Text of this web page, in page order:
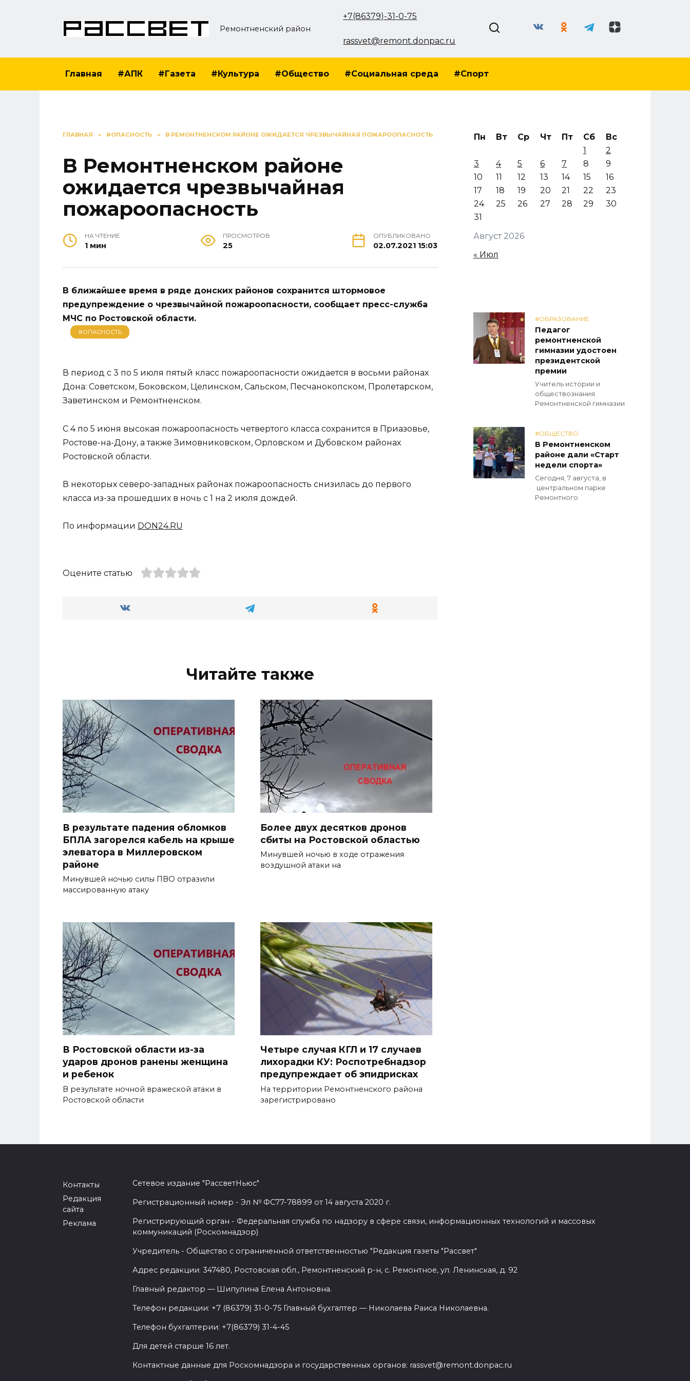
Ремонтненский район
+7(86379)-31-0-75
rassvet@remont.donpac.ru
Главная #АПК #Газета #Культура #Общество #Социальная среда #Спорт
ГЛАВНАЯ » #ОПАСНОСТЬ » В РЕМОНТНЕНСКОМ РАЙОНЕ ОЖИДАЕТСЯ ЧРЕЗВЫЧАЙНАЯ ПОЖАРООПАСНОСТЬ
В Ремонтненском районе
ожидается чрезвычайная
пожароопасность
НА ЧТЕНИЕ
1 мин
ПРОСМОТРОВ
25
ОПУБЛИКОВАНО
02.07.2021 15:03
В ближайшее время в ряде донских районов сохранится штормовое
предупреждение о чрезвычайной пожароопасности, сообщает пресс-служба
МЧС по Ростовской области.
#ОПАСНОСТЬ
В период с 3 по 5 июля пятый класс пожароопасности ожидается в восьми районах
Дона: Советском, Боковском, Целинском, Сальском, Песчанокопском, Пролетарском,
Заветинском и Ремонтненском.
С 4 по 5 июня высокая пожароопасность четвертого класса сохранится в Приазовье,
Ростове-на-Дону, а также Зимовниковском, Орловском и Дубовском районах
Ростовской области.
В некоторых северо-западных районах пожароопасность снизилась до первого
класса из-за прошедших в ночь с 1 на 2 июля дождей.
По информации DON24.RU
Оцените статью
Читайте также
В результате падения обломков
БПЛА загорелся кабель на крыше
элеватора в Миллеровском
районе
Минувшей ночью силы ПВО отразили
массированную атаку
Более двух десятков дронов
сбиты на Ростовской областью
Минувшей ночью в ходе отражения
воздушной атаки на
В Ростовской области из-за
ударов дронов ранены женщина
и ребенок
В результате ночной вражеской атаки в
Ростовской области
Четыре случая КГЛ и 17 случаев
лихорадки КУ: Роспотребнадзор
предупреждает об эпидрисках
На территории Ремонтненского района
зарегистрировано
Август 2026
Пн Вт Ср Чт Пт Сб
Вс
1
2
3
4 5 6 7 8
9
10
11 12 13 14 15
16
17
18 19 20 21 22
23
24
25 26 27 28 29
30
31
« Июл
#ОБРАЗОВАНИЕ
Педагог
ремонтненской
гимназии удостоен
президентской
премии
Учитель истории и
обществознания
Ремонтненской гимназии
#ОБЩЕСТВО
В Ремонтненском
районе дали «Старт
недели спорта»
Сегодня, 7 августа, в
центральном парке
Ремонтного
Контакты
Редакция
сайта
Реклама
Сетевое издание "РассветНьюс"
Регистрационный номер - Эл № ФС77-78899 от 14 августа 2020 г.
Регистрирующий орган - Федеральная служба по надзору в сфере связи, информационных технологий и массовых
коммуникаций (Роскомнадзор)
Учредитель - Общество с ограниченной ответственностью "Редакция газеты "Рассвет"
Адрес редакции: 347480, Ростовская обл., Ремонтненский р-н, с. Ремонтное, ул. Ленинская, д. 92
Главный редактор — Шипулина Елена Антоновна.
Телефон редакции: +7 (86379) 31-0-75 Главный бухгалтер — Николаева Раиса Николаевна.
Телефон бухгалтерии: +7(86379) 31-4-45
Для детей старше 16 лет.
Контактные данные для Роскомнадзора и государственных органов: rassvet@remont.donpac.ru